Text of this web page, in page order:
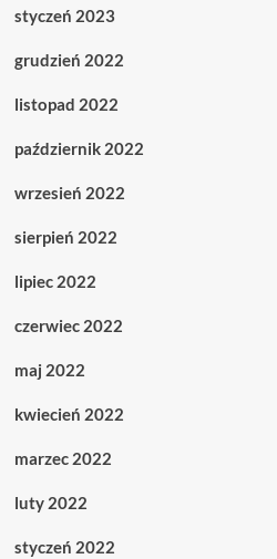
styczeń 2023
grudzień 2022
listopad 2022
październik 2022
wrzesień 2022
sierpień 2022
lipiec 2022
czerwiec 2022
maj 2022
kwiecień 2022
marzec 2022
luty 2022
styczeń 2022